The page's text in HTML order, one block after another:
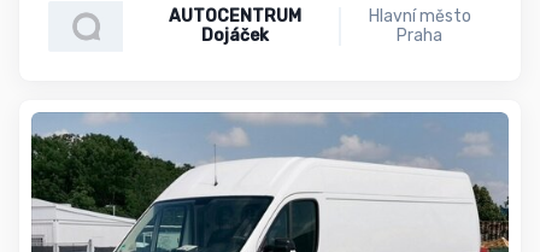
AUTOCENTRUM
Dojáček
Hlavní město
Praha